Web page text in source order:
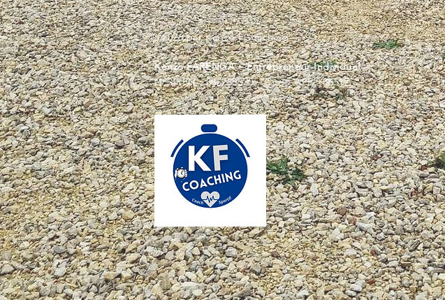
© 2026 par Kenzo FCoaching
Kenzo FARENGA – Entrepreneur Individuel
N°SIREN : 885288530 – Code APE : 8551Z